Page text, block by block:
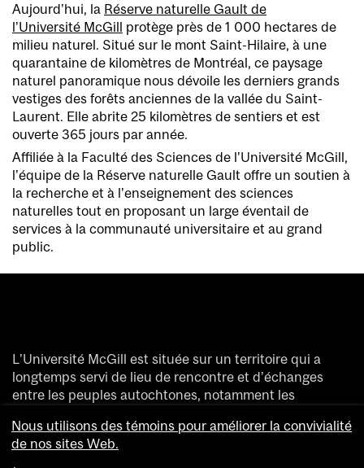
Aujourd’hui, la Réserve naturelle Gault de
l’Université McGill protège près de 1 000 hectares de
milieu naturel. Situé sur le mont Saint-Hilaire, à une
quarantaine de kilomètres de Montréal, ce paysage
naturel panoramique nous dévoile les derniers grands
vestiges des forêts anciennes de la vallée du Saint-
Laurent. Elle abrite 25 kilomètres de sentiers et est
ouverte 365 jours par année.
Affiliée à la Faculté des Sciences de l’Université McGill,
l’équipe de la Réserve naturelle Gault offre un soutien à
la recherche et à l’enseignement des sciences
naturelles tout en proposant un large éventail de
services à la communauté universitaire et au grand
public.
L’Université McGill est située sur un territoire qui a
longtemps servi de lieu de rencontre et d’échanges
entre les peuples autochtones, notamment les
Nous saluons et remercions les divers peuples
autochtones qui ont enrichi de leur présence ce
Nous utilisons des témoins pour améliorer la convivialité
de nos sites Web.